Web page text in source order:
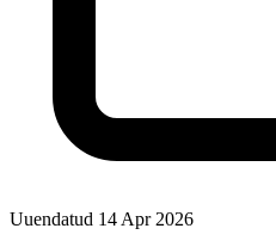
Uuendatud 14 Apr 2026